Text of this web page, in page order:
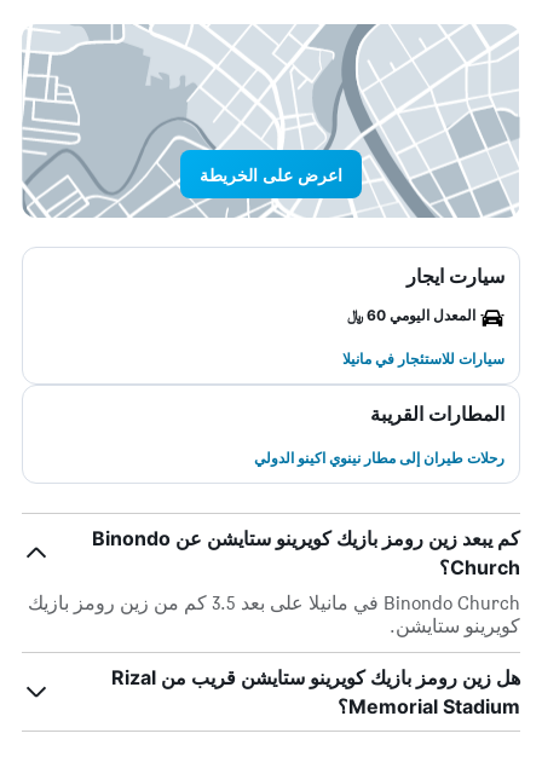
اعرض على الخريطة
سيارت ايجار
المعدل اليومي 60 ﷼
سيارات للاستئجار في مانيلا
المطارات القريبة
رحلات طيران إلى مطار نينوي اكينو الدولي
كم يبعد زين رومز بازيك كويرينو ستايشن عن Binondo
Church؟
Binondo Church في مانيلا على بعد 3.5 كم من زين رومز بازيك
كويرينو ستايشن.
هل زين رومز بازيك كويرينو ستايشن قريب من Rizal
Memorial Stadium؟